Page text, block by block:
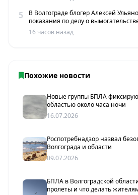
5
В Волгограде блогер Алексей
показания по делу о
16 часов назад
Похожие новости
Новые группы БПЛА
областью около часа ночи
16.07.2026
Роспотребнадзор назвал
Волгограда и области
09.07.2026
БПЛА в Волгоградской
пролеты и что делать